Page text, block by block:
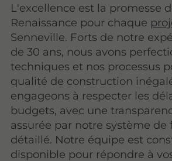
L'excellence est la promesse
Renaissance pour chaque
Senneville. Forts de notre
de 30 ans, nous avons
techniques et nos processus
qualité de construction
engageons à respecter les
budgets, avec une
assurée par notre système de
détaillé. Notre équipe est
disponible pour répondre à